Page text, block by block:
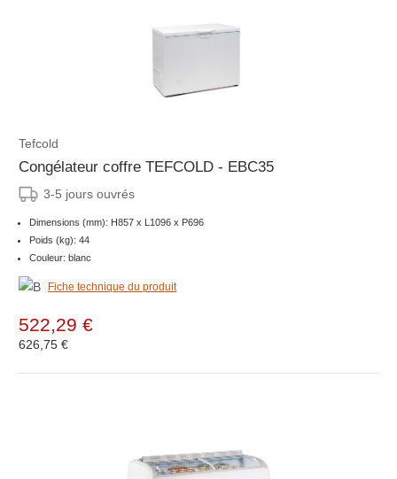
Tefcold
Congélateur coffre TEFCOLD - EBC35
3-5 jours ouvrés
Dimensions (mm): H857 x L1096 x P696
Poids (kg): 44
Couleur: blanc
Fiche technique du produit
522,29 €
626,75 €